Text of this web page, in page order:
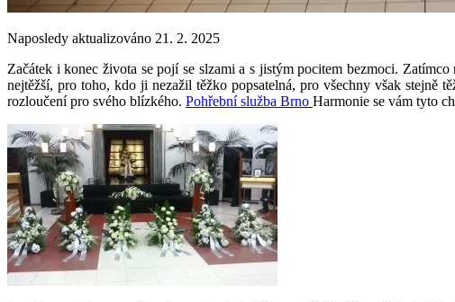
Naposledy aktualizováno 21. 2. 2025
Začátek i konec života se pojí se slzami a s jistým pocitem bezmoci.
nejtěžší, pro toho, kdo ji nezažil těžko popsatelná, pro všechny však stejně
rozloučení pro svého blízkého. Pohřební služba Brno Harmonie se vám tyto